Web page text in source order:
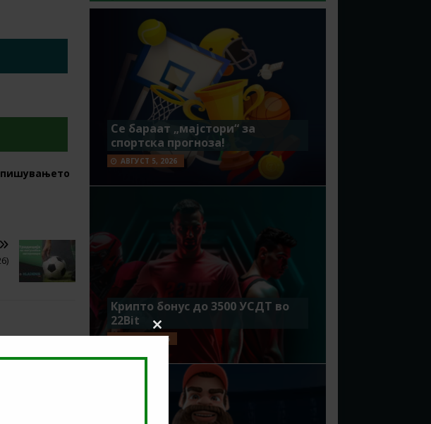
пишувањето
Се бараат „мајстори“ за
спортска прогноза!
АВГУСТ 5, 2026
Крипто бонус до 3500 УСДТ во
22Bit
ЈУЛИ 29, 2026
Close
this